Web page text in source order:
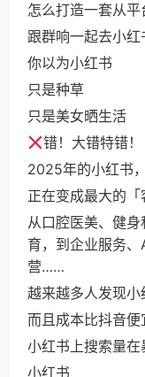
怎么打造一套从平
跟群响一起去小红
你以为小红书
只是种草
只是美女晒生活
错！大错特错！
2025年的小红书，
正在变成最大的「
从口腔医美、健
育，到企业服务
营……
越来越多人发现
而且成本比抖音
小红书上搜索量
小红书